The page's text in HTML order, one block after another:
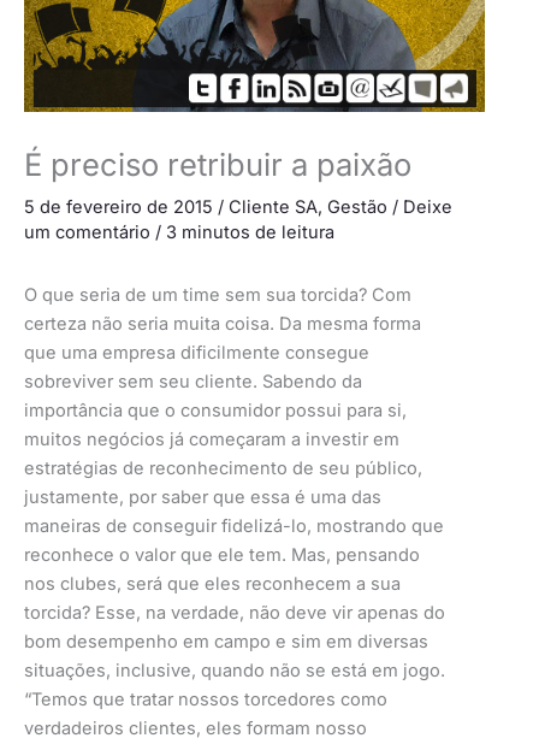
É preciso retribuir a paixão
5 de fevereiro de 2015 / Cliente SA, Gestão / Deixe
um comentário / 3 minutos de leitura
O que seria de um time sem sua torcida? Com
certeza não seria muita coisa. Da mesma forma
que uma empresa dificilmente consegue
sobreviver sem seu cliente. Sabendo da
importância que o consumidor possui para si,
muitos negócios já começaram a investir em
estratégias de reconhecimento de seu público,
justamente, por saber que essa é uma das
maneiras de conseguir fidelizá-lo, mostrando que
reconhece o valor que ele tem. Mas, pensando
nos clubes, será que eles reconhecem a sua
torcida? Esse, na verdade, não deve vir apenas do
bom desempenho em campo e sim em diversas
situações, inclusive, quando não se está em jogo.
“Temos que tratar nossos torcedores como
verdadeiros clientes, eles formam nosso